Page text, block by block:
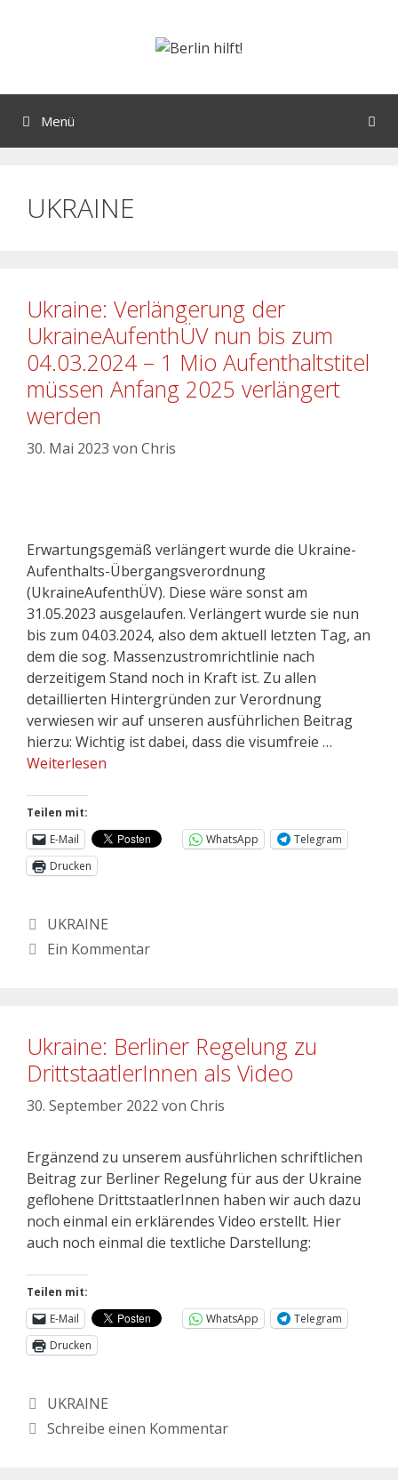
Menü
UKRAINE
Ukraine: Verlängerung der
UkraineAufenthÜV nun bis zum
04.03.2024 – 1 Mio Aufenthaltstitel
müssen Anfang 2025 verlängert
werden
30. Mai 2023 von Chris
Erwartungsgemäß verlängert wurde die Ukraine-
Aufenthalts-Übergangsverordnung
(UkraineAufenthÜV). Diese wäre sonst am
31.05.2023 ausgelaufen. Verlängert wurde sie nun
bis zum 04.03.2024, also dem aktuell letzten Tag, an
dem die sog. Massenzustromrichtlinie nach
derzeitigem Stand noch in Kraft ist. Zu allen
detaillierten Hintergründen zur Verordnung
verwiesen wir auf unseren ausführlichen Beitrag
hierzu: Wichtig ist dabei, dass die visumfreie …
Weiterlesen
Teilen mit:
E-Mail
WhatsApp
Telegram
Drucken
UKRAINE
Ein Kommentar
Ukraine: Berliner Regelung zu
DrittstaatlerInnen als Video
30. September 2022 von Chris
Ergänzend zu unserem ausführlichen schriftlichen
Beitrag zur Berliner Regelung für aus der Ukraine
geflohene DrittstaatlerInnen haben wir auch dazu
noch einmal ein erklärendes Video erstellt. Hier
auch noch einmal die textliche Darstellung:
Teilen mit:
E-Mail
WhatsApp
Telegram
Drucken
UKRAINE
Schreibe einen Kommentar